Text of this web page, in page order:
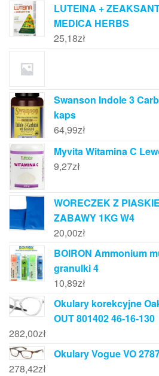
LUTEINA +
MEDICA HERBS
25,18zł
Swanson Indole 3
kaps
64,99zł
Myvita Witamina C
9,27zł
WORECZEK Z
ZABAWY 1KG W4
20,00zł
BOIRON Ammonium
granulki 4
10,89zł
Okulary korekcyjne
OUT 801402 46-16-130
282,00zł
Okulary Vogue VO
278,42zł